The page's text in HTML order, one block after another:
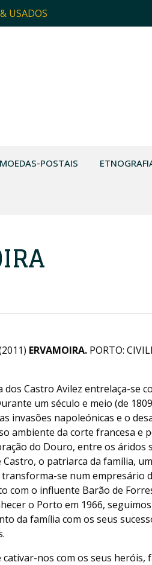
USADOS
POSTAIS
ERVAMOIRA. PORTO:
Castro Avilez entrelaça-se
um século e meio (de
invasões napoleónicas e o
ambiente da corte francesa e
do Douro, entre os áridos
o patriarca da família,
se num empresário
com o influente Barão de
o Porto em 1966,
da família com os seus
cativar-nos com os seus